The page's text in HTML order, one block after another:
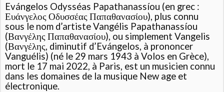
Evángelos Odysséas Papathanassíou (en grec :
Ευάνγελος Οδυσσέας Παπαθανασίου), plus connu
sous le nom d’artiste Vangélis Papathanassíou
(Βανγέλης Παπαθανασίου), ou simplement Vangelis
(Βανγέλης, diminutif d’Evángelos, à prononcer
Vanguélis) (né le 29 mars 1943 à Volos en Grèce),
mort le 17 mai 2022, à Paris, est un musicien connu
dans les domaines de la musique New age et
électronique.